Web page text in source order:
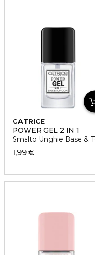
CATRICE
POWER GEL 2 IN 1
Smalto Unghie Base &
1,99 €